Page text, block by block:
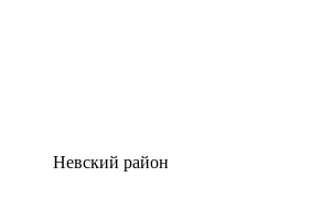
Невский район